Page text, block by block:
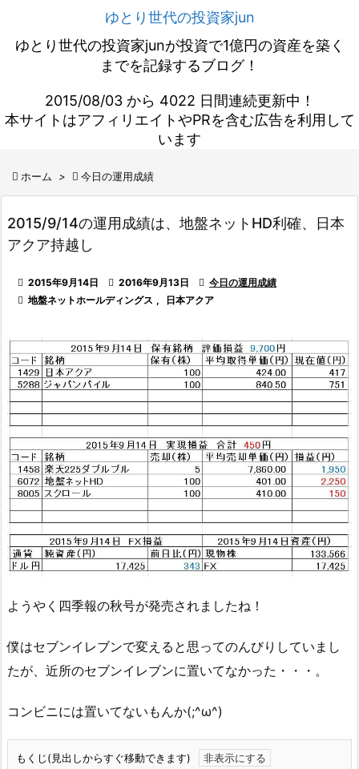
ゆとり世代の投資家jun
ゆとり世代の投資家junが投資で1億円の資産を築く
までを記録するブログ！
2015/08/03 から 4022 日間連続更新中！
本サイトはアフィリエイトやPRを含む広告を利用して
います
 ホーム >  今日の運用成績
2015/9/14の運用成績は、地盤ネットHD利確、日本
アクア持越し
 2015年9月14日  2016年9月13日  今日の運用成績
 地盤ネットホールディングス , 日本アクア
ようやく四季報の秋号が発売されましたね！
僕はセブンイレブンで変えると思ってのんびりしていまし
たが、近所のセブンイレブンに置いてなかった・・・。
コンビニには置いてないもんか(;^ω^)
もくじ(見出しからすぐ移動できます)